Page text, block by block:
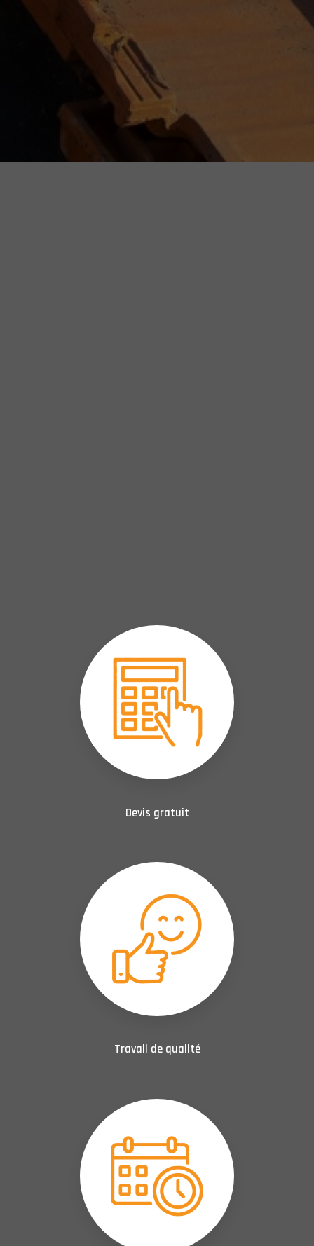
Devis gratuit
Travail de qualité